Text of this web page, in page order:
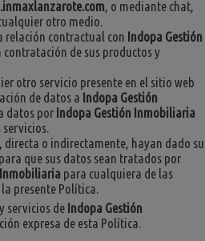
, o mediante chat,
otro medio.
relación contractual con Indopa Gestión
de sus productos y
otro servicio presente en el sitio web
de datos a Indopa Gestión
datos por Indopa Gestión Inmobiliaria
servicios.
directa o indirectamente, hayan dado su
que sus datos sean tratados por
para cualquiera de las
presente Política.
servicios de Indopa Gestión
expresa de esta Política.